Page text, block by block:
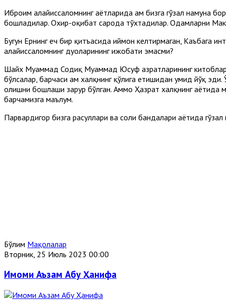
Иброҳим алайҳиссаломнинг ҳаётларида ҳам бизга гўзал
бошладилар. Охир-оқибат саҳрода тўхтадилар. Одамларни
Бугун Ернинг ҳеч бир қитъасида иймон келтирмаган, Каъбага
алайҳиссаломнинг дуоларининг ижобати эмасми?
Шайх Муҳаммад Содиқ Муҳаммад Юсуф ҳазратларининг
бўлсалар, барчаси ҳам халқнинг қўлига етишидан умид йўқ
олишни бошлаши зарур бўлган. Аммо Ҳазрат халқнинг
барчамизга маълум.
Парвардигор бизга расуллари ва солиҳ бандалари ҳаётида
Бўлим Мақолалар
Вторник, 25 Июль 2023 00:00
Имоми Аъзам Абу Ҳанифа